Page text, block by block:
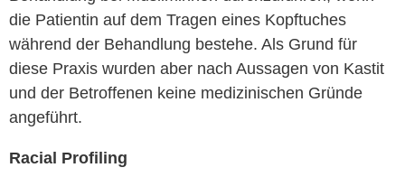
die Patientin auf dem Tragen eines Kopftuches
während der Behandlung bestehe. Als Grund für
diese Praxis wurden aber nach Aussagen von Kastit
und der Betroffenen keine medizinischen Gründe
angeführt.
Racial Profiling